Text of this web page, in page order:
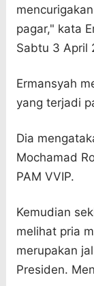
pagar," kata
Sabtu 3 April
Ermansyah
yang terjadi
Dia
Mochamad
PAM VVIP.
Kemudian
melihat pria
merupakan
Presiden.